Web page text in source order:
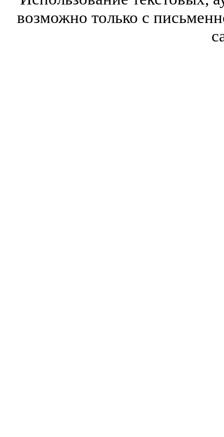
возможно только с